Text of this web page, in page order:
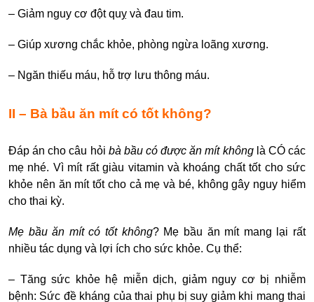
– Giảm nguy cơ đột quỵ và đau tim.
– Giúp xương chắc khỏe, phòng ngừa loãng xương.
– Ngăn thiếu máu, hỗ trợ lưu thông máu.
II – Bà bầu ăn mít có tốt không?
Đáp án cho câu hỏi bà bầu có được ăn mít khônglà CÓ các
mẹ nhé. Vì mít rất giàu vitamin và khoáng chất tốt cho sức
khỏe nên ăn mít tốt cho cả mẹ và bé, không gây nguy hiểm
cho thai kỳ.
Mẹ bầu ăn mít có tốt không? Mẹ bầu ăn mít mang lại rất
nhiều tác dụng và lợi ích cho sức khỏe. Cụ thể:
– Tăng sức khỏe hệ miễn dịch, giảm nguy cơ bị nhiễm
bệnh: Sức đề kháng của thai phụ bị suy giảm khi mang thai